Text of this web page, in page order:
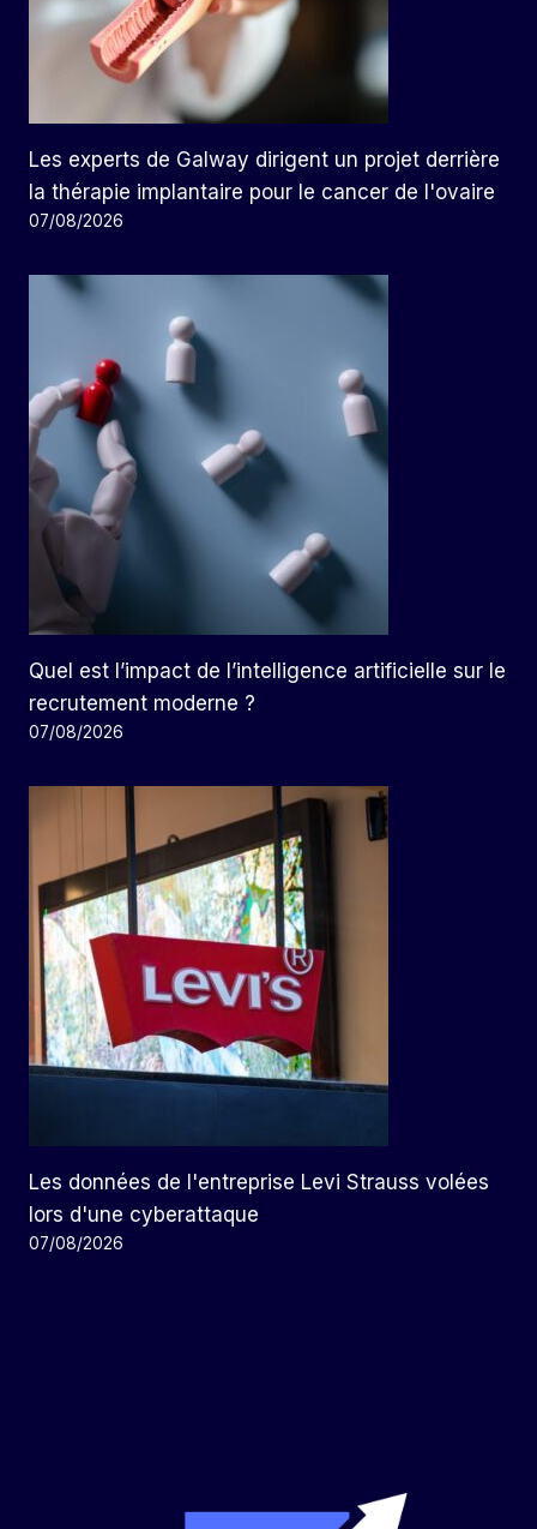
Les experts de Galway dirigent un projet derrière
la thérapie implantaire pour le cancer de l'ovaire
07/08/2026
Quel est l’impact de l’intelligence artificielle sur le
recrutement moderne ?
07/08/2026
Les données de l'entreprise Levi Strauss volées
lors d'une cyberattaque
07/08/2026